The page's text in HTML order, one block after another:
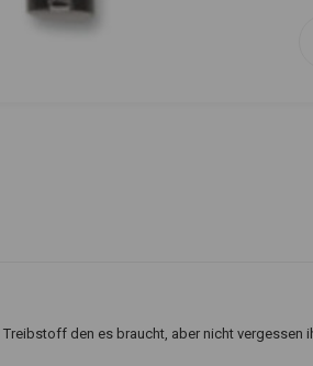
den es braucht, aber nicht vergessen